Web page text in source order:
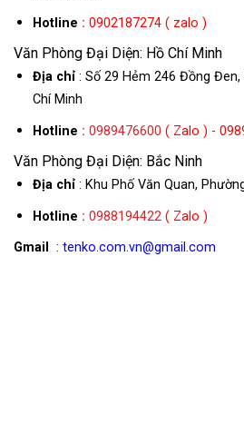
Hotline : 0902187274 ( zalo )
Văn Phòng Đại Diện: Hồ Chí Minh
Địa chỉ: Số 29 Hẻm 246 Đồng Đen,
Chí Minh
Hotline : 0989476600 ( Zalo ) -
Văn Phòng Đại Diện: Bắc Ninh
Địa chỉ: Khu Phố Văn Quan,
Hotline : 0988194422( Zalo )
Gmail : tenko.com.vn@gmail.com